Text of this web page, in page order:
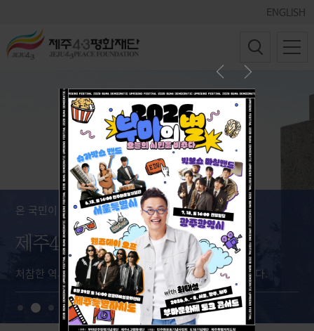
ENGLISH
온 국민이 공감하는 대한민국의 역사로!
제주4·3의진실을 만나다
처참한 역사를 해원하고 화합하며 교훈을 잊지않겠습니다.